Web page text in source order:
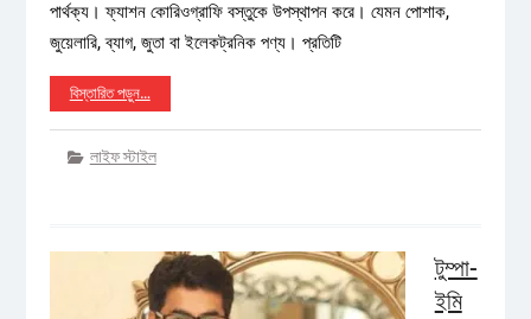
পার্থক্য। ফ্যাশন কোরিওগ্রাফি বস্তুকে উপস্থাপন করে। যেমন পোশাক,
জুয়েলারি, ব্যাগ, জুতা বা ইলেকট্রনিক পণ্য। প্রতিটি
বিস্তারিত পড়ুন…
লাইফ স্টাইল
টুম্পা-
ইমি